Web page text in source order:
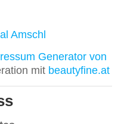
Amschl
Generator von
mit beautyfine.at